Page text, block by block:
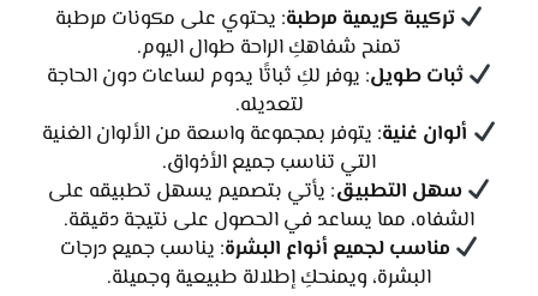
تركيبة كريمية مرطبة: يحتوي على مكونات مرطبة
تمنح شفاهكِ الراحة طوال اليوم.
ثبات طويل: يوفر لكِ ثباتًا يدوم لساعات دون الحاجة
لتعديله.
ألوان غنية: يتوفر بمجموعة واسعة من الألوان الغنية
التي تناسب جميع الأذواق.
سهل التطبيق: يأتي بتصميم يسهل تطبيقه على
الشفاه، مما يساعد في الحصول على نتيجة دقيقة.
مناسب لجميع أنواع البشرة: يناسب جميع درجات
البشرة، ويمنحكِ إطلالة طبيعية وجميلة.